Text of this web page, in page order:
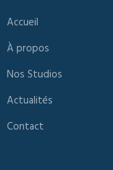
Accueil
À propos
Nos Studios
Actualités
Contact